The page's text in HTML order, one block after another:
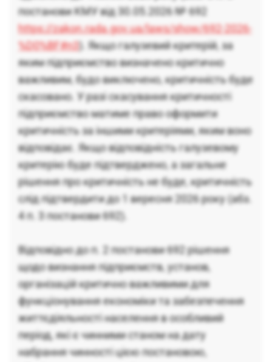
постанови КМУ від 30.05.2026 № 692
https://zakon.rada.gov.ua/laws/show/692-2026-
%D0%BF#n3). Якщо галузевий критерій, за
яким підприємство визначено критично
важливим, будо виключено, критичність буде
скасовано. У разі скасування критичності
підприємство матиме право оформити
критичність за іншими критеріями, яким воно
відповідає. Якщо відповідність галузевому
критерію буде підтверджено, а загальне
рішення про критичність не буде, критичність
слід підтвердити до 1 вересня 2026 року (абз.
4 п. 3 постанови 692).
Відповідно до п. 2 постанови 692 рішення
щодо визнання підприємств, установ,
організацій критично важливими для
функціонування економіки та забезпечення
життєдіяльності населення в особливий
період, які є чинними станом на дату
набрання чинності цією постановою,